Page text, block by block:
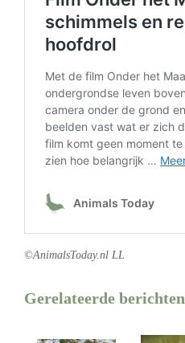
©AnimalsToday.nl LL
Gerelateerde berichten